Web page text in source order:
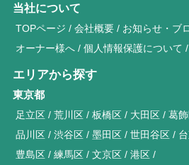
当社について
TOPページ 会社概要 お知らせ・ブ
オーナー様へ
個人情報保護について
エリアから探す
東京都
足立区 荒川区 板橋区 大田区 葛
品川区
渋谷区 墨田区 世田谷区
豊島区
練馬区 文京区 港区